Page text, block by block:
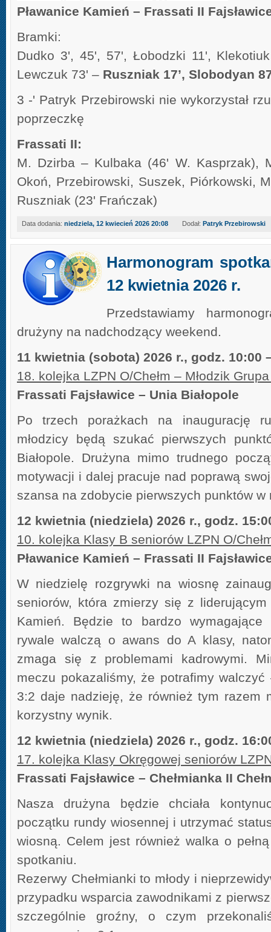
Pławanice Kamień – Frassati II
Bramki:
Dudko 3', 45', 57', Łobodzki 11',
Lewczuk 73' – Ruszniak 17’, Slobodyan
3 -' Patryk Przebirowski nie wykorzystał
poprzeczkę
Frassati II:
M. Dzirba – Kulbaka (46' W. Kasprzak),
Okoń, Przebirowski, Suszek, Piórkowski,
Ruszniak (23' Frańczak)
Data dodania: niedziela, 12 kwiecień 2026 20:08 Dodał: Patryk Przebirowski
Harmonogram
12 kwietnia 2026 r.
Przedstawiamy
drużyny na nadchodzący weekend.
11 kwietnia (sobota) 2026 r., godz. 10:00
18. kolejka LZPN O/Chełm – Młodzik Grupa
Frassati Fajsławice – Unia Białopole
Po trzech porażkach na inaugurację
młodzicy będą szukać pierwszych
Białopole. Drużyna mimo trudnego
motywacji i dalej pracuje nad poprawą
szansa na zdobycie pierwszych punktów w
12 kwietnia (niedziela) 2026 r., godz.
10. kolejka Klasy B seniorów LZPN O/
Pławanice Kamień – Frassati II
W niedzielę rozgrywki na wiosnę
seniorów, która zmierzy się z liderującym
Kamień. Będzie to bardzo wymagające
rywale walczą o awans do A klasy,
zmaga się z problemami kadrowymi.
meczu pokazaliśmy, że potrafimy
3:2 daje nadzieję, że również tym razem
korzystny wynik.
12 kwietnia (niedziela) 2026 r., godz.
17. kolejka Klasy Okręgowej seniorów
Frassati Fajsławice – Chełmianka II
Nasza drużyna będzie chciała
początku rundy wiosennej i utrzymać
wiosną. Celem jest również walka o
spotkaniu.
Rezerwy Chełmianki to młody i
przypadku wsparcia zawodnikami z
szczególnie groźny, o czym